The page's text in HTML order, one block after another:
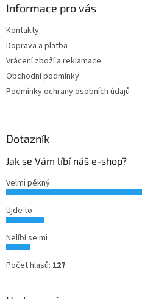
Informace pro vás
Kontakty
Doprava a platba
Vrácení zboží a reklamace
Obchodní podmínky
Podmínky ochrany osobních údajů
Dotazník
Jak se Vám líbí náš e-shop?
Velmi pěkný
Ujde to
Nelíbí se mi
Počet hlasů: 127